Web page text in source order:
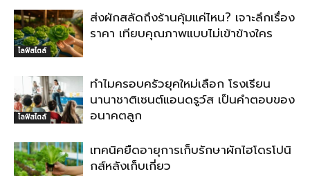
ไลฟ์สไตล์
ส่งผักสลัดถึงร้านคุ้มแค่ไหน? เจาะลึกเรื่อง
ราคา เทียบคุณภาพแบบไม่เข้าข้างใคร
ไลฟ์สไตล์
ทำไมครอบครัวยุคใหม่เลือก โรงเรียน
นานาชาติเซนต์แอนดรูว์ส เป็นคำตอบของ
อนาคตลูก
เทคนิคยืดอายุการเก็บรักษาผักไฮโดรโปนิ
กส์หลังเก็บเกี่ยว